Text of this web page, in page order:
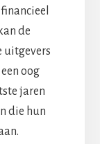
de
uitgevers
oog
jaren
die hun